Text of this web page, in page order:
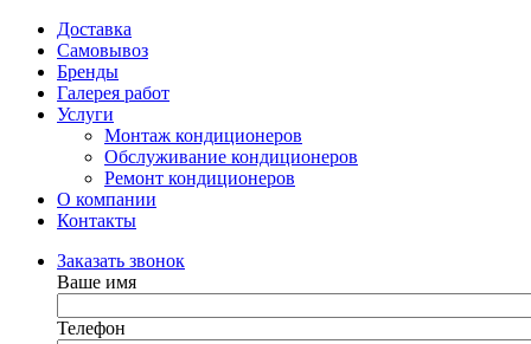
Доставка
Самовывоз
Бренды
Галерея работ
Услуги
Монтаж кондиционеров
Обслуживание кондиционеров
Ремонт кондиционеров
О компании
Контакты
Заказать звонок
Ваше имя
Телефон